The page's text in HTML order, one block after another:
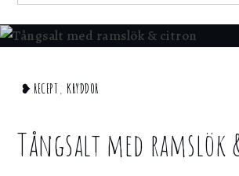
Home
Tångsalt
med
❥ RECEPT , KRYDDOR
Tångsalt med
för att webbplatsen ska fungera.
Statistik
information och funktionalitet vill vi
personligen med hjälp av dessa uppgifter.